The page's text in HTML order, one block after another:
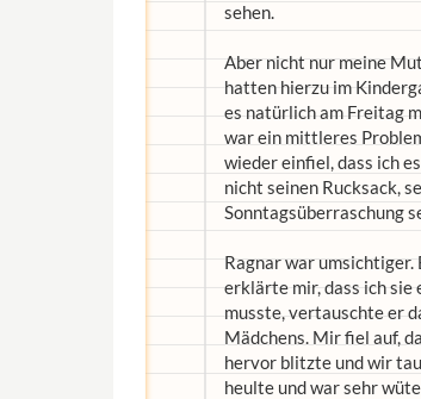
sehen.
Aber nicht nur meine
hatten hierzu im
es natürlich am Freitag
war ein mittleres
wieder einfiel, dass ich
nicht seinen Rucksack,
Sonntagsüberraschung
Ragnar war
erklärte mir, dass ich sie
musste, vertauschte er
Mädchens. Mir fiel auf,
hervor blitzte und wir
heulte und war sehr